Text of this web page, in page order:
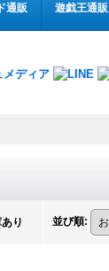
通販 遊戯王通販
り 並び順: